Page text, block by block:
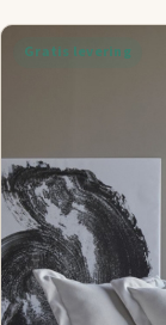
Gratis levering